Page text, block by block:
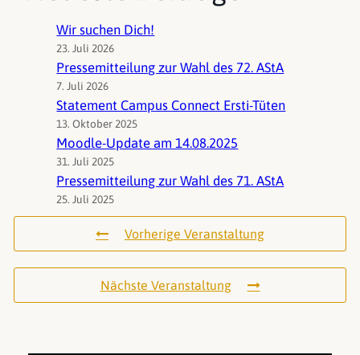
Wir suchen Dich!
23. Juli 2026
Pressemitteilung zur Wahl des 72. AStA
7. Juli 2026
Statement Campus Connect Ersti-Tüten
13. Oktober 2025
Moodle-Update am 14.08.2025
31. Juli 2025
Pressemitteilung zur Wahl des 71. AStA
25. Juli 2025
Vorherige Veranstaltung
Nächste Veranstaltung